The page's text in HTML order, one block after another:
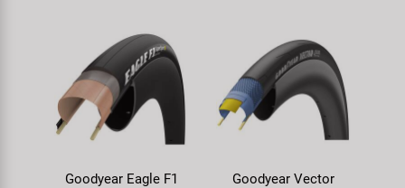
Goodyear Eagle F1
Goodyear Vector